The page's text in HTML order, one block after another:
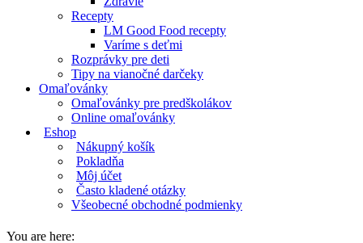
Recepty
LM Good Food recepty
Varíme s deťmi
Rozprávky pre deti
Tipy na vianočné darčeky
Omaľovánky
Omaľovánky pre predškolákov
Online omaľovánky
Eshop
Nákupný košík
Pokladňa
Môj účet
Často kladené otázky
Všeobecné obchodné podmienky
You are here: